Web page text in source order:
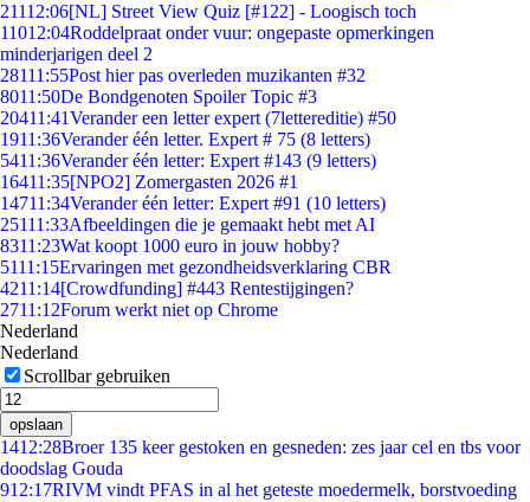
21112:06[NL] Street View Quiz [#122] - Loogisch toch
11012:04Roddelpraat onder vuur: ongepaste opmerkingen
minderjarigen deel 2
28111:55Post hier pas overleden muzikanten #32
8011:50De Bondgenoten Spoiler Topic #3
20411:41Verander een letter expert (7lettereditie) #50
1911:36Verander één letter. Expert # 75 (8 letters)
5411:36Verander één letter: Expert #143 (9 letters)
16411:35[NPO2] Zomergasten 2026 #1
14711:34Verander één letter: Expert #91 (10 letters)
25111:33Afbeeldingen die je gemaakt hebt met AI
8311:23Wat koopt 1000 euro in jouw hobby?
5111:15Ervaringen met gezondheidsverklaring CBR
4211:14[Crowdfunding] #443 Rentestijgingen?
2711:12Forum werkt niet op Chrome
Nederland
Nederland
Scrollbar gebruiken
opslaan
1412:28Broer 135 keer gestoken en gesneden: zes jaar cel en tbs voor
doodslag Gouda
912:17RIVM vindt PFAS in al het geteste moedermelk, borstvoeding